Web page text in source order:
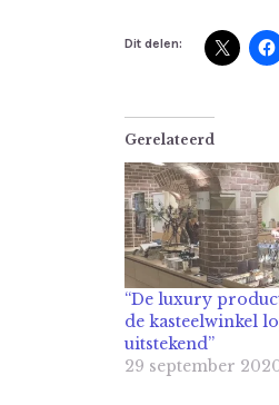
Dit delen:
Gerelateerd
“De luxury
de kasteelwinkel
uitstekend”
29 september